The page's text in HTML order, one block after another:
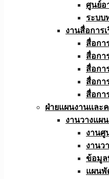
ศูนย์อ
ระบบ
งานสื่อการ
สื่อกา
สื่อกา
สื่อกา
สื่อกา
สื่อกา
ฝ่ายแผนงานเเละ
งานวางแผ
งานศู
งานว
ข้อมูล
แผนพั